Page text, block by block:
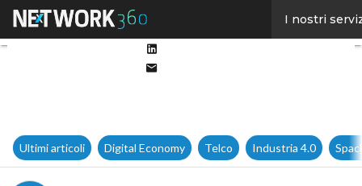
I nostri
Ultimi articoli Digital Economy Telco Industria 4.0